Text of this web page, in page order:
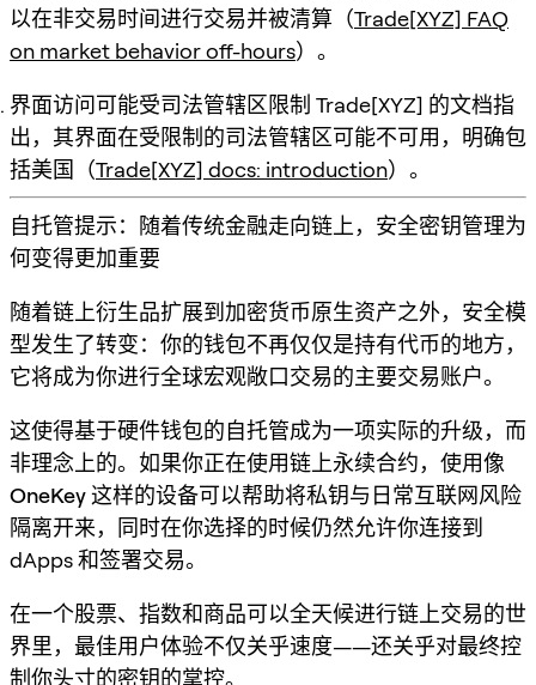
以在非交易时间进行交易并被清算（Trade[XYZ] FAQ
on market behavior off-hours）。
界面访问可能受司法管辖区限制 Trade[XYZ] 的文档指
出，其界面在受限制的司法管辖区可能不可用，明确包
括美国（Trade[XYZ] docs: introduction）。
自托管提示：随着传统金融走向链上，安全密钥管理为
何变得更加重要
随着链上衍生品扩展到加密货币原生资产之外，安全模
型发生了转变：你的钱包不再仅仅是持有代币的地方，
它将成为你进行全球宏观敞口交易的主要交易账户。
这使得基于硬件钱包的自托管成为一项实际的升级，而
非理念上的。如果你正在使用链上永续合约，使用像
OneKey这样的设备可以帮助将私钥与日常互联网风险
隔离开来，同时在你选择的时候仍然允许你连接到
dApps 和签署交易。
在一个股票、指数和商品可以全天候进行链上交易的世
界里，最佳用户体验不仅关乎速度——还关乎对最终控
制你头寸的密钥的掌控。